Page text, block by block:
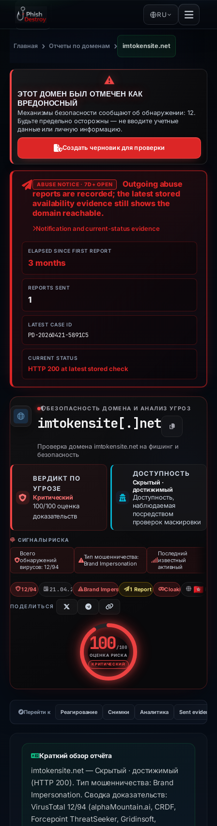
RU
Главная › Отчеты по доменам › imtokensite.net
⚠️
ЭТОТ ДОМЕН БЫЛ ОТМЕЧЕН КАК
ВРЕДОНОСНЫЙ
Механизмы безопасности сообщают об обнаружении: 12.
Будьте предельно осторожны — не вводите учетные
данные или личную информацию.
Создать черновик для проверки
ABUSE NOTICE · 7D+ OPEN
Outgoing abuse
reports are recorded; the latest stored
availability evidence still shows the
domain reachable.
Notification and current-status evidence
ELAPSED SINCE FIRST REPORT
3 months
REPORTS SENT
1
LATEST CASE ID
PD-20260421-5891C5
CURRENT STATUS
HTTP 200 at latest stored check
БЕЗОПАСНОСТЬ ДОМЕНА И АНАЛИЗ УГРОЗ
imtokensite[.] net Копировать
Проверка домена imtokensite.net на фишинг и
безопасность
ВЕРДИКТ ПО
УГРОЗЕ
Критический
100/100 оценка
доказательств
ДОСТУПНОСТЬ
Скрытый ·
достижимый
Доступность,
наблюдаемая
посредством
проверок маскировки
СИГНАЛЫ РИСКА
Всего
обнаружений
вирусов: 12/94
Тип мошенничества:
Brand Impersonation
Последний
известный
активный
12/94 VT 21.04.2026Brand Impersonation1 Report SentCloaking
ПОДЕЛИТЬСЯ
100/100
ОЦЕНКА РИСКА
КРИТИЧЕСКИЙ
Оценка риска: 100 из 100.
Перейти к Реагирование Снимки Аналитика Sent evidence
Краткий обзор отчёта
imtokensite.net — Скрытый · достижимый
(HTTP 200). Тип мошенничества: Brand
Impersonation. Сводка доказательств:
VirusTotal 12/94 (alphaMountain.ai, CRDF,
Forcepoint ThreatSeeker, Gridinsoft,